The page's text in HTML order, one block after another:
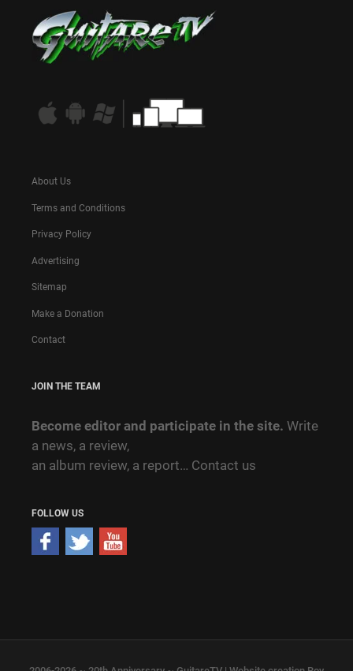
About Us
Terms and Conditions
Privacy Policy
Advertising
Sitemap
Make a Donation
Contact
JOIN THE TEAM
Become editor and participate in the site. Write
a news, a review,
an album review, a report… Contact us
FOLLOW US